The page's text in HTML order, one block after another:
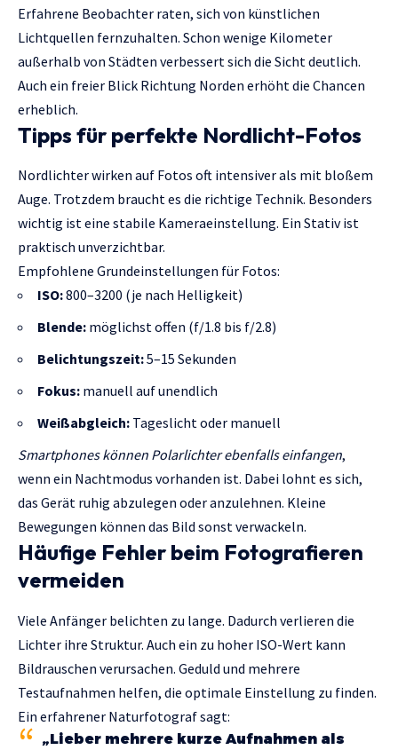
Erfahrene Beobachter raten, sich von künstlichen
Lichtquellen fernzuhalten. Schon wenige Kilometer
außerhalb von Städten verbessert sich die Sicht deutlich.
Auch ein freier Blick Richtung Norden erhöht die Chancen
erheblich.
Tipps für perfekte Nordlicht-Fotos
Nordlichter wirken auf Fotos oft intensiver als mit bloßem
Auge. Trotzdem braucht es die richtige Technik. Besonders
wichtig ist eine stabile Kameraeinstellung. Ein Stativ ist
praktisch unverzichtbar.
Empfohlene Grundeinstellungen für Fotos:
ISO:800–3200 (je nach Helligkeit)
Blende: möglichst offen (f/1.8 bis f/2.8)
Belichtungszeit:5–15 Sekunden
Fokus: manuell auf unendlich
Weißabgleich: Tageslicht oder manuell
Smartphones können Polarlichter ebenfalls einfangen,
wenn ein Nachtmodus vorhanden ist. Dabei lohnt es sich,
das Gerät ruhig abzulegen oder anzulehnen. Kleine
Bewegungen können das Bild sonst verwackeln.
Häufige Fehler beim Fotografieren
vermeiden
Viele Anfänger belichten zu lange. Dadurch verlieren die
Lichter ihre Struktur. Auch ein zu hoher ISO-Wert kann
Bildrauschen verursachen. Geduld und mehrere
Testaufnahmen helfen, die optimale Einstellung zu finden.
Ein erfahrener Naturfotograf sagt:
„Lieber mehrere kurze Aufnahmen als